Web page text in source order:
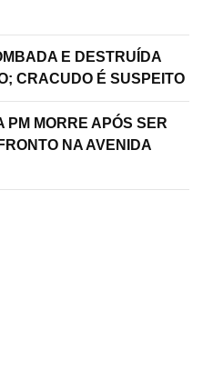
E DESTRUÍDA
CRACUDO É SUSPEITO
PM MORRE APÓS SER
NA AVENIDA